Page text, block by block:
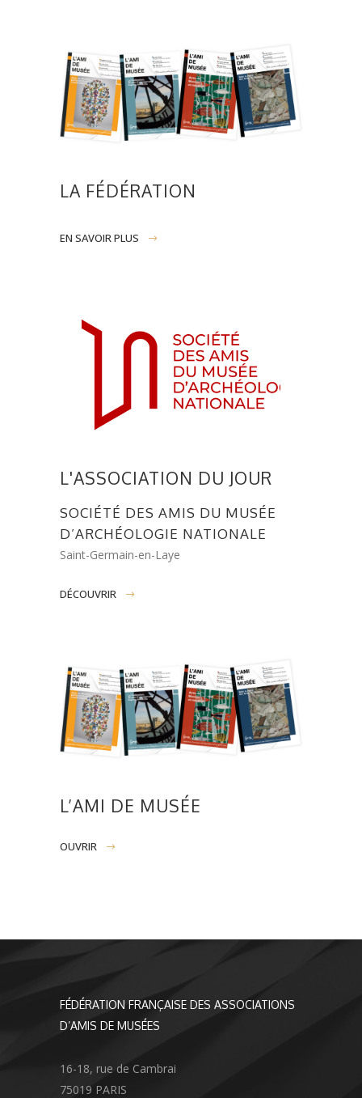
LA FÉDÉRATION
EN SAVOIR PLUS
L'ASSOCIATION DU JOUR
SOCIÉTÉ DES AMIS DU MUSÉE
D’ARCHÉOLOGIE NATIONALE
Saint-Germain-en-Laye
DÉCOUVRIR
L’AMI DE MUSÉE
OUVRIR
FÉDÉRATION FRANÇAISE DES ASSOCIATIONS
D’AMIS DE MUSÉES
16-18, rue de Cambrai
75019 PARIS